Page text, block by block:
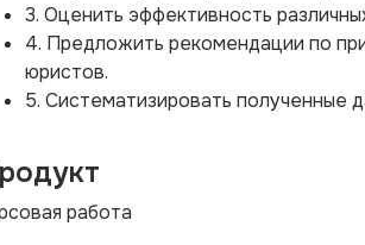
3. Оценить эффективность
4. Предложить рекомендации по
юристов.
5. Систематизировать полученные
работа